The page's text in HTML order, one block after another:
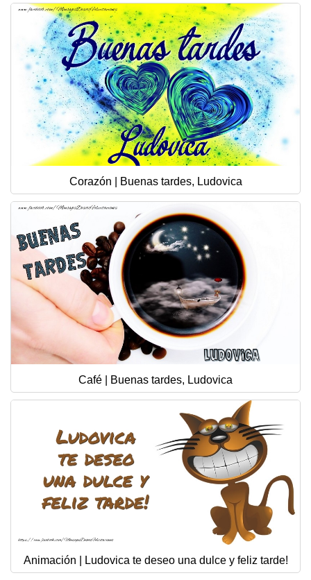
Corazón | Buenas tardes, Ludovica
Café | Buenas tardes, Ludovica
Animación | Ludovica te deseo una dulce y feliz tarde!